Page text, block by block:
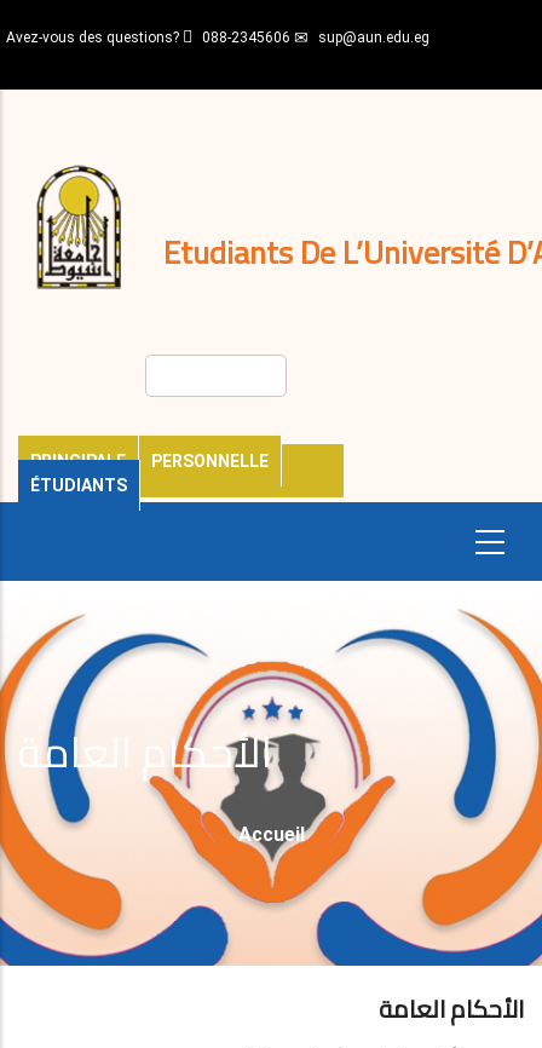
au
principal
Avez-vous des questions? 088-2345606 sup@aun.edu.eg
Etudiants De L’Université
PRINCIPALE
PERSONNELLE
ÉTUDIANTS
décisions
Expatriés
Journal
الأحكام العامة
Fil
D'Ariane
Accueil
الأحكام العامة